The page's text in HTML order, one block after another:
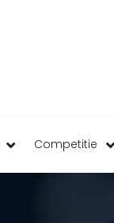
Competitie